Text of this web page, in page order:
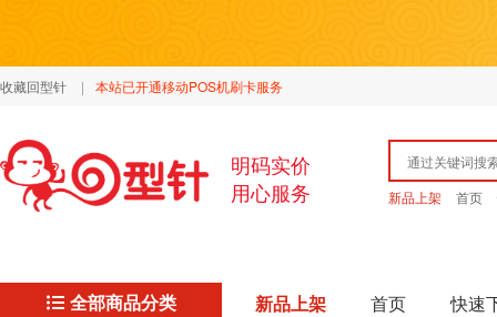
收藏回型针 | 本站已开通移动POS机刷卡服务
明码实价
用心服务
新品上架 首页
全部商品分类 新品上架 首页 快速